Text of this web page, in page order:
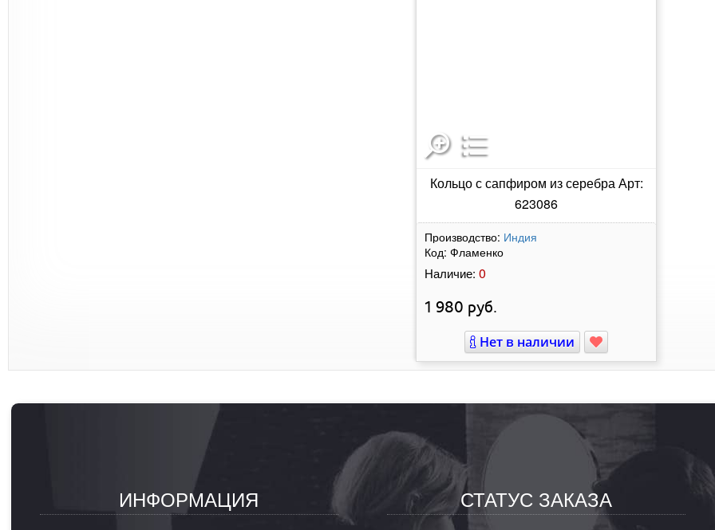
Кольцо с сапфиром из серебра Арт:
623086
Производство: Индия
Код: Фламенко
Наличие: 0
1 980 руб.
Нет в наличии
ИНФОРМАЦИЯ СТАТУС ЗАКАЗА